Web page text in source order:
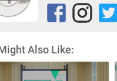
Also Like: